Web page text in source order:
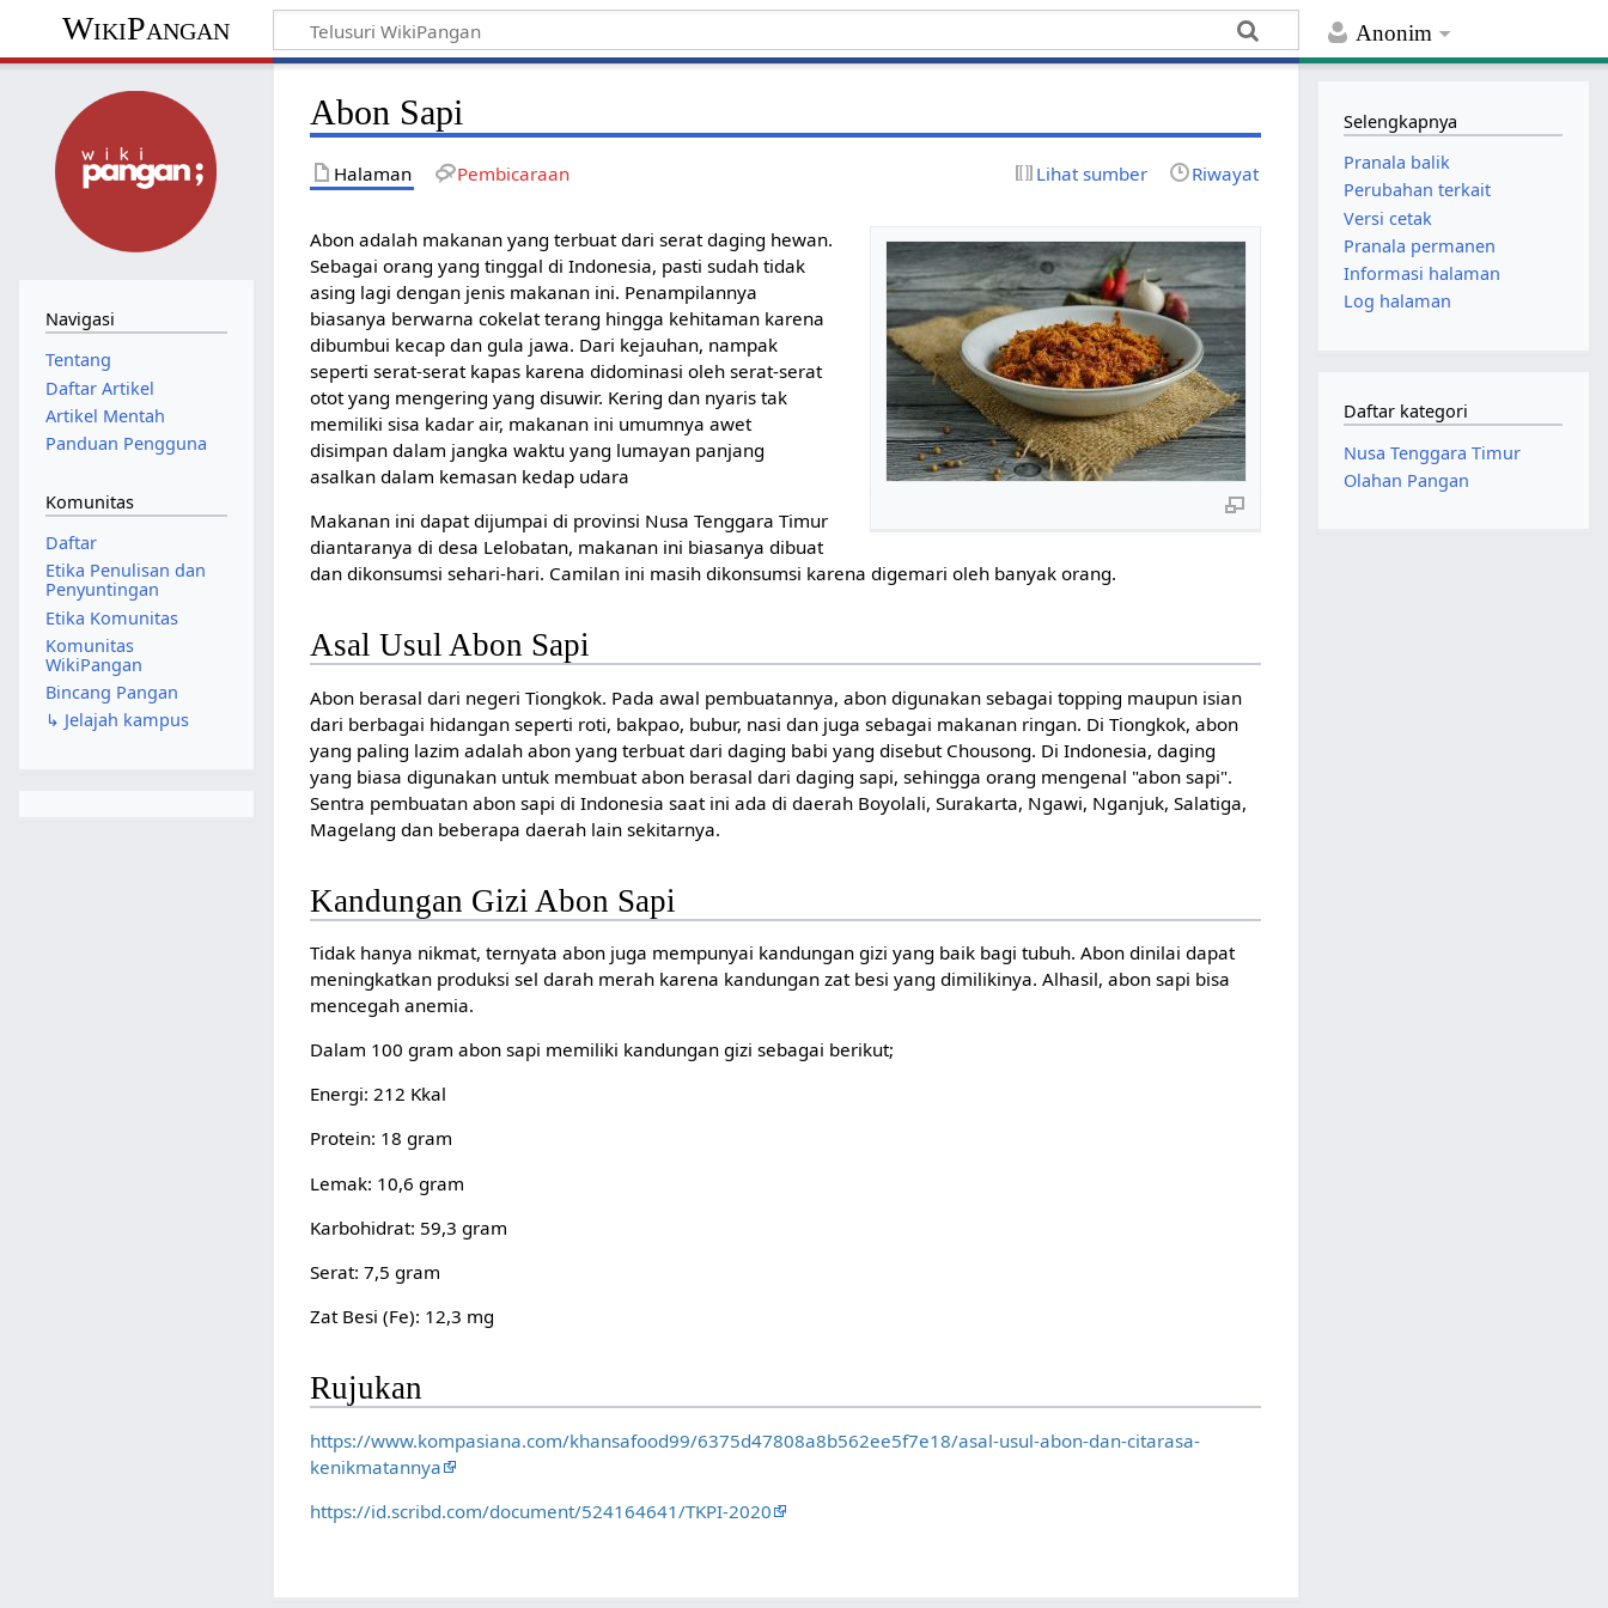
Anonim
WikiPangan
Abon Sapi
Halaman Pembicaraan Lihat sumber Riwayat
Abon adalah makanan yang terbuat dari serat daging hewan.
Sebagai orang yang tinggal di Indonesia, pasti sudah tidak
asing lagi dengan jenis makanan ini. Penampilannya
biasanya berwarna cokelat terang hingga kehitaman karena
dibumbui kecap dan gula jawa. Dari kejauhan, nampak
seperti serat-serat kapas karena didominasi oleh serat-serat
otot yang mengering yang disuwir. Kering dan nyaris tak
memiliki sisa kadar air, makanan ini umumnya awet
disimpan dalam jangka waktu yang lumayan panjang
asalkan dalam kemasan kedap udara
Makanan ini dapat dijumpai di provinsi Nusa Tenggara Timur
diantaranya di desa Lelobatan, makanan ini biasanya dibuat
dan dikonsumsi sehari-hari. Camilan ini masih dikonsumsi karena digemari oleh banyak orang.
Asal Usul Abon Sapi
Abon berasal dari negeri Tiongkok. Pada awal pembuatannya, abon digunakan sebagai topping maupun isian
dari berbagai hidangan seperti roti, bakpao, bubur, nasi dan juga sebagai makanan ringan. Di Tiongkok, abon
yang paling lazim adalah abon yang terbuat dari daging babi yang disebut Chousong. Di Indonesia, daging
yang biasa digunakan untuk membuat abon berasal dari daging sapi, sehingga orang mengenal "abon sapi".
Sentra pembuatan abon sapi di Indonesia saat ini ada di daerah Boyolali, Surakarta, Ngawi, Nganjuk, Salatiga,
Magelang dan beberapa daerah lain sekitarnya.
Kandungan Gizi Abon Sapi
Tidak hanya nikmat, ternyata abon juga mempunyai kandungan gizi yang baik bagi tubuh. Abon dinilai dapat
meningkatkan produksi sel darah merah karena kandungan zat besi yang dimilikinya. Alhasil, abon sapi bisa
mencegah anemia.
Dalam 100 gram abon sapi memiliki kandungan gizi sebagai berikut;
Energi: 212 Kkal
Protein: 18 gram
Lemak: 10,6 gram
Karbohidrat: 59,3 gram
Serat: 7,5 gram
Zat Besi (Fe): 12,3 mg
Rujukan
https://www.kompasiana.com/khansafood99/6375d47808a8b562ee5f7e18/asal-usul-abon-dan-citarasa-
kenikmatannya
https://id.scribd.com/document/524164641/TKPI-2020
Navigasi
Tentang
Daftar Artikel
Artikel Mentah
Panduan Pengguna
Komunitas
Daftar
Etika Penulisan dan
Penyuntingan
Etika Komunitas
Komunitas
WikiPangan
Bincang Pangan
↳ Jelajah kampus
Selengkapnya
Pranala balik
Perubahan terkait
Versi cetak
Pranala permanen
Informasi halaman
Log halaman
Daftar kategori
Nusa Tenggara Timur
Olahan Pangan